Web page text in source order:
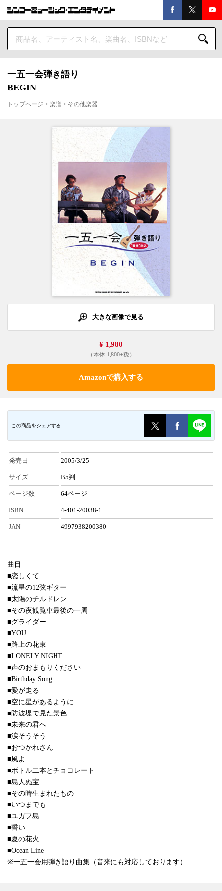
一五一会弾き語り
BEGIN
トップページ > 楽譜 > その他楽器
大きな画像で見る
¥ 1,980
（本体 1,800+税）
Amazonで購入する
この商品をシェアする
発売日 2005/3/25
サイズ B5判
ページ数 64ページ
ISBN 4-401-20038-1
JAN 4997938200380
曲目
■恋しくて
■流星の12弦ギター
■太陽のチルドレン
■その夜観覧車最後の一周
■グライダー
■YOU
■路上の花束
■LONELY NIGHT
■声のおまもりください
■Birthday Song
■愛が走る
■空に星があるように
■防波堤で見た景色
■未来の君へ
■涙そうそう
■おつかれさん
■風よ
■ボトル二本とチョコレート
■島人ぬ宝
■その時生まれたもの
■いつまでも
■ユガフ島
■誓い
■夏の花火
■Ocean Line
※一五一会用弾き語り曲集（音来にも対応しております）